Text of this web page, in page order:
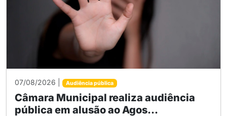
07/08/2026 | Audiência pública
Câmara Municipal realiza audiência
pública em alusão ao Agos...